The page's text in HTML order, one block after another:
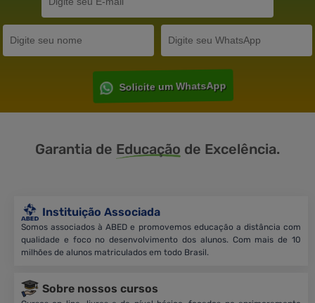
Solicite um WhatsApp
Garantia de Educação de Excelência.
Instituição Associada
Somos associados à ABED e promovemos educação a distância com
qualidade e foco no desenvolvimento dos alunos. Com mais de 10
milhões de alunos matriculados em todo Brasil.
Sobre nossos cursos